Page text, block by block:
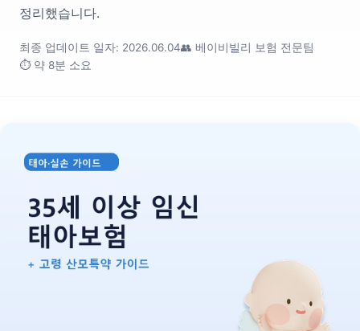
정리했습니다.
최종 업데이트 일자: 2026.06.04👥 베이비빌리 보험 전문팀
⏱ 약 8분 소요